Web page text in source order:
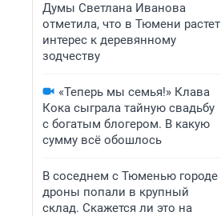
Думы Светлана Иванова
отметила, что в Тюмени растет
интерес к деревянному
зодчеству
«Теперь мы семья!» Клава
Кока сыграла тайную свадьбу
с богатым блогером. В какую
сумму всё обошлось
В соседнем с Тюменью городе
дроны попали в крупный
склад. Скажется ли это на